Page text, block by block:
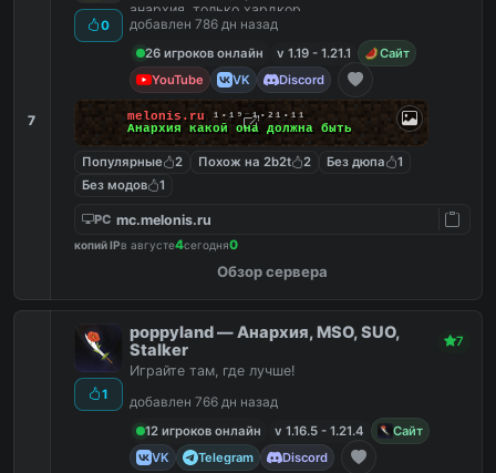
7
0
анархия, только хардкор
добавлен 786 дн назад
26 игроков онлайн
v 1.19 - 1.21.1
Сайт
YouTube
VK Discord
melonis.ru ¹⋅¹⁹⁻¹⋅²¹⋅¹¹
Анархия какой она должна быть
Популярные 2 Похож на 2b2t 2 Без дюпа
1
Без модов
1
PC mc.melonis.ru
копий IPв августе4сегодня0
Обзор сервера
1
poppyland — Анархия, MSO, SUO,
Stalker
7
Играйте там, где лучше!
добавлен 766 дн назад
12 игроков онлайн
v 1.16.5 - 1.21.4
Сайт
VK
Telegram Discord